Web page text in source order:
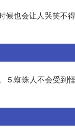
也会让人哭笑不
5.蜘蛛人不会受到